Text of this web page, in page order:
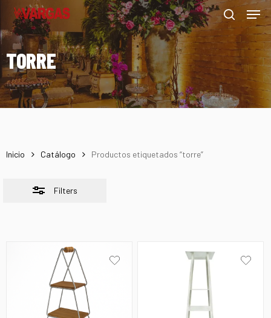
Skip
main
content
search
Menu
TORRE
Inicio Catálogo Productos etiquetados “torre”
Filters
Close
Filters
Menu